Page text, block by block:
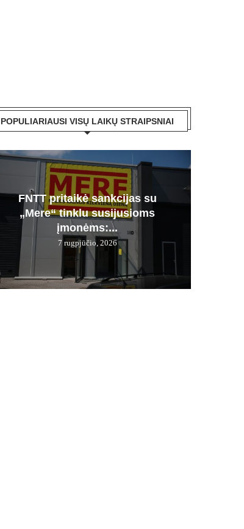
POPULIARIAUSI VISŲ LAIKŲ STRAIPSNIAI
FNTT pritaikė sankcijas su
„Mere“ tinklu susijusioms
įmonėms:...
7 rugpjūčio, 2026